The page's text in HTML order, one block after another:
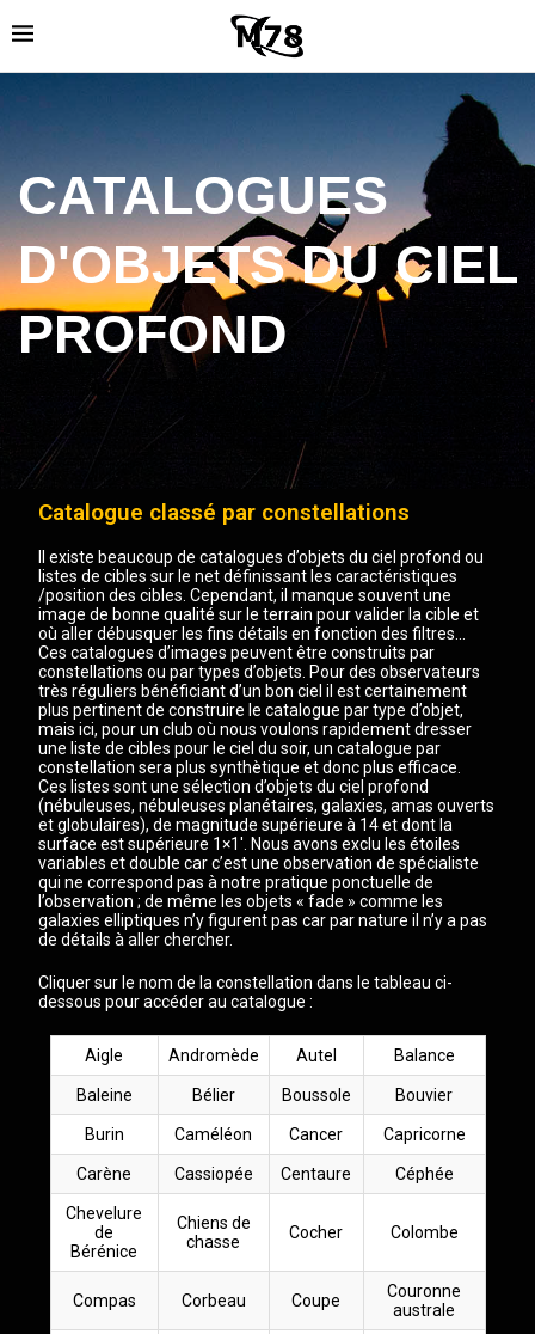
CATALOGUES
D'OBJETS DU CIEL
PROFOND
Catalogue classé par constellations
Il existe beaucoup de catalogues d’objets du ciel profond ou
listes de cibles sur le net définissant les caractéristiques
/position des cibles. Cependant, il manque souvent une
image de bonne qualité sur le terrain pour valider la cible et
où aller débusquer les fins détails en fonction des filtres…
Ces catalogues d’images peuvent être construits par
constellations ou par types d’objets. Pour des observateurs
très réguliers bénéficiant d’un bon ciel il est certainement
plus pertinent de construire le catalogue par type d’objet,
mais ici, pour un club où nous voulons rapidement dresser
une liste de cibles pour le ciel du soir, un catalogue par
constellation sera plus synthètique et donc plus efficace.
Ces listes sont une sélection d’objets du ciel profond
(nébuleuses, nébuleuses planétaires, galaxies, amas ouverts
et globulaires), de magnitude supérieure à 14 et dont la
surface est supérieure 1×1′. Nous avons exclu les étoiles
variables et double car c’est une observation de spécialiste
qui ne correspond pas à notre pratique ponctuelle de
l’observation ; de même les objets « fade » comme les
galaxies elliptiques n’y figurent pas car par nature il n’y a pas
de détails à aller chercher.
Cliquer sur le nom de la constellation dans le tableau ci-
dessous pour accéder au catalogue :
Aigle Andromède Autel Balance
Baleine Bélier Boussole Bouvier
Burin Caméléon Cancer Capricorne
Carène Cassiopée Centaure Céphée
Chevelure
de
Bérénice
Chiens de
chasse
Cocher Colombe
Compas Corbeau Coupe
Couronne
australe